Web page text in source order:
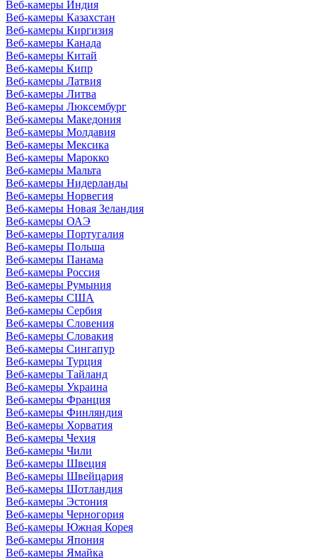
Веб-камеры Индия
Веб-камеры Казахстан
Веб-камеры Киргизия
Веб-камеры Канада
Веб-камеры Китай
Веб-камеры Кипр
Веб-камеры Латвия
Веб-камеры Литва
Веб-камеры Люксембург
Веб-камеры Македония
Веб-камеры Молдавия
Веб-камеры Мексика
Веб-камеры Марокко
Веб-камеры Мальта
Веб-камеры Нидерланды
Веб-камеры Норвегия
Веб-камеры Новая Зеландия
Веб-камеры ОАЭ
Веб-камеры Португалия
Веб-камеры Польша
Веб-камеры Панама
Веб-камеры Россия
Веб-камеры Румыния
Веб-камеры США
Веб-камеры Сербия
Веб-камеры Словения
Веб-камеры Словакия
Веб-камеры Сингапур
Веб-камеры Турция
Веб-камеры Тайланд
Веб-камеры Украина
Веб-камеры Франция
Веб-камеры Финляндия
Веб-камеры Хорватия
Веб-камеры Чехия
Веб-камеры Чили
Веб-камеры Швеция
Веб-камеры Швейцария
Веб-камеры Шотландия
Веб-камеры Эстония
Веб-камеры Черногория
Веб-камеры Южная Корея
Веб-камеры Япония
Веб-камеры Ямайка